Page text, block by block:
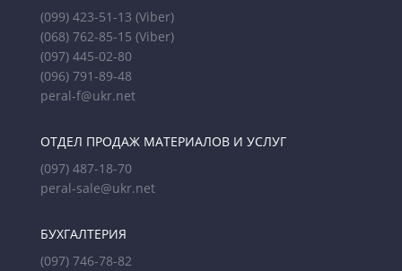
(099) 423-51-13 (Viber)
(068) 762-85-15 (Viber)
(097) 445-02-80
(096) 791-89-48
peral-f@ukr.net
ОТДЕЛ ПРОДАЖ МАТЕРИАЛОВ И УСЛУГ
(097) 487-18-70
peral-sale@ukr.net
БУХГАЛТЕРИЯ
(097) 746-78-82